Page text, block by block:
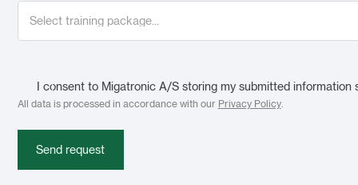
I consent to Migatronic A/S storing my submitted information
All data is processed in accordance with our Privacy Policy.
Send request